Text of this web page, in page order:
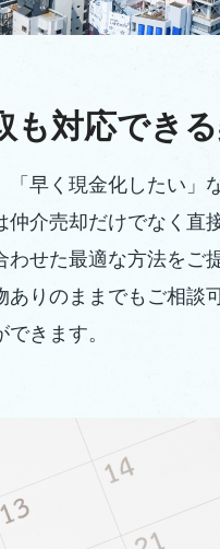
も対応でき
「早く現金化したい」
仲介売却だけでなく直
せた最適な方法をご
ありのままでもご相談
きます。